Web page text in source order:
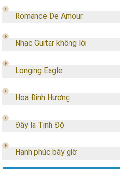
Romance De Amour
Nhạc Guitar không lời
Longing Eagle
Hoa Đinh Hương
Đây là Tịnh Độ
Hạnh phúc bây giờ